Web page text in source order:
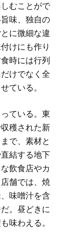
むことがで
味、独自の
に微細な違
けにも作り
時には行列
けでなく全
ている。
ている。東
穫された新
で、素材と
結する地下
飲食店やカ
舗では、焼
味噌汁を含
。昼どきに
味わえる。